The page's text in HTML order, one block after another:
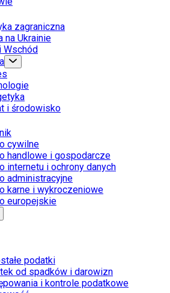
zagraniczna
na Ukrainie
Wschód
i środowisko
cywilne
handlowe i gospodarcze
internetu i ochrony danych
administracyjne
karne i wykroczeniowe
europejskie
podatki
od spadków i darowizn
i kontrole podatkowe